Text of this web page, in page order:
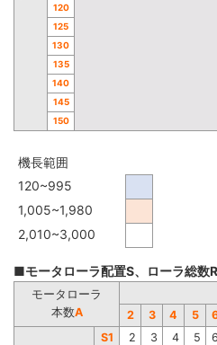
120
125
130
135
140
145
150
機長範囲
120~995
1,005~1,980
2,010~3,000
■モータローラ配置S、ローラ総数
モータローラ
本数A 2 3 4 5
S1 2 3 4 5 6